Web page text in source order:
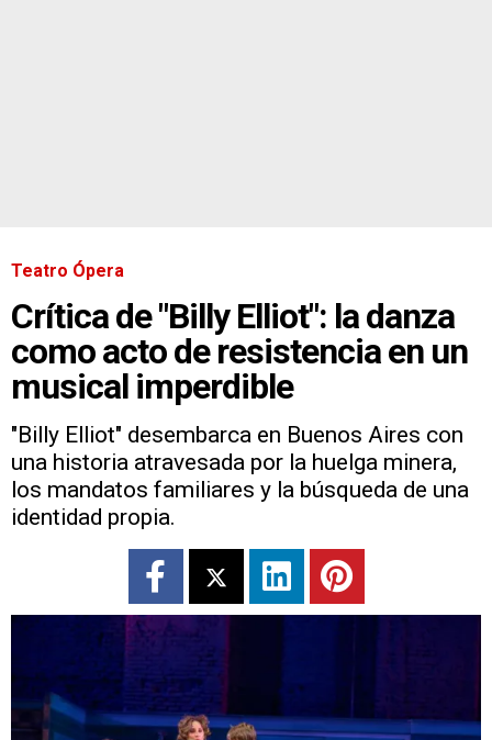
Teatro Ópera
Crítica de "Billy Elliot": la danza
como acto de resistencia en un
musical imperdible
"Billy Elliot" desembarca en Buenos Aires con
una historia atravesada por la huelga minera,
los mandatos familiares y la búsqueda de una
identidad propia.